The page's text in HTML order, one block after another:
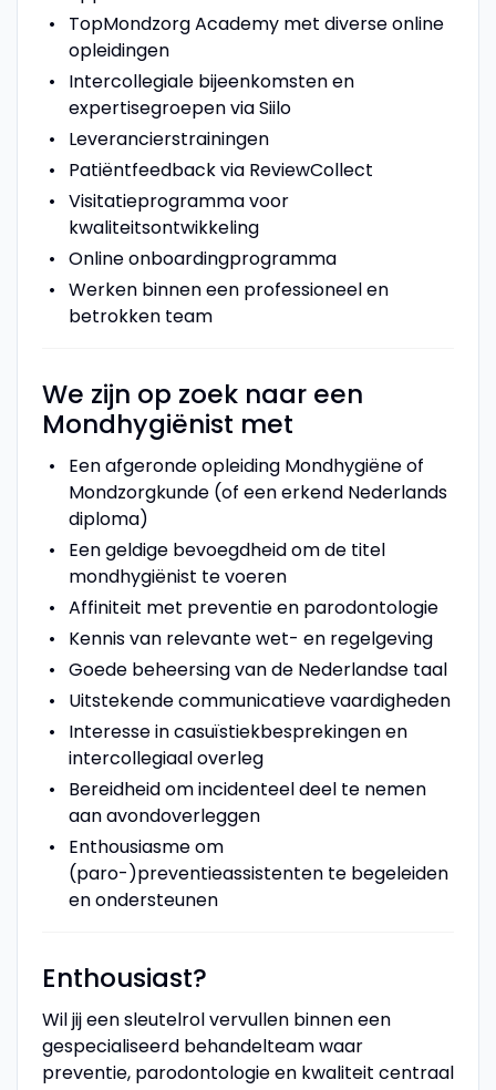
TopMondzorg Academy met diverse online
opleidingen
Intercollegiale bijeenkomsten en
expertisegroepen via Siilo
Leverancierstrainingen
Patiëntfeedback via ReviewCollect
Visitatieprogramma voor
kwaliteitsontwikkeling
Online onboardingprogramma
Werken binnen een professioneel en
betrokken team
We zijn op zoek naar een
Mondhygiënist met
Een afgeronde opleiding Mondhygiëne of
Mondzorgkunde (of een erkend Nederlands
diploma)
Een geldige bevoegdheid om de titel
mondhygiënist te voeren
Affiniteit met preventie en parodontologie
Kennis van relevante wet- en regelgeving
Goede beheersing van de Nederlandse taal
Uitstekende communicatieve vaardigheden
Interesse in casuïstiekbesprekingen en
intercollegiaal overleg
Bereidheid om incidenteel deel te nemen
aan avondoverleggen
Enthousiasme om
(paro-)preventieassistenten te begeleiden
en ondersteunen
Enthousiast?
Wil jij een sleutelrol vervullen binnen een
gespecialiseerd behandelteam waar
preventie, parodontologie en kwaliteit centraal